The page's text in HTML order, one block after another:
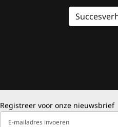
Registreer voor onze nieuwsbrief
E-mailadres invoeren